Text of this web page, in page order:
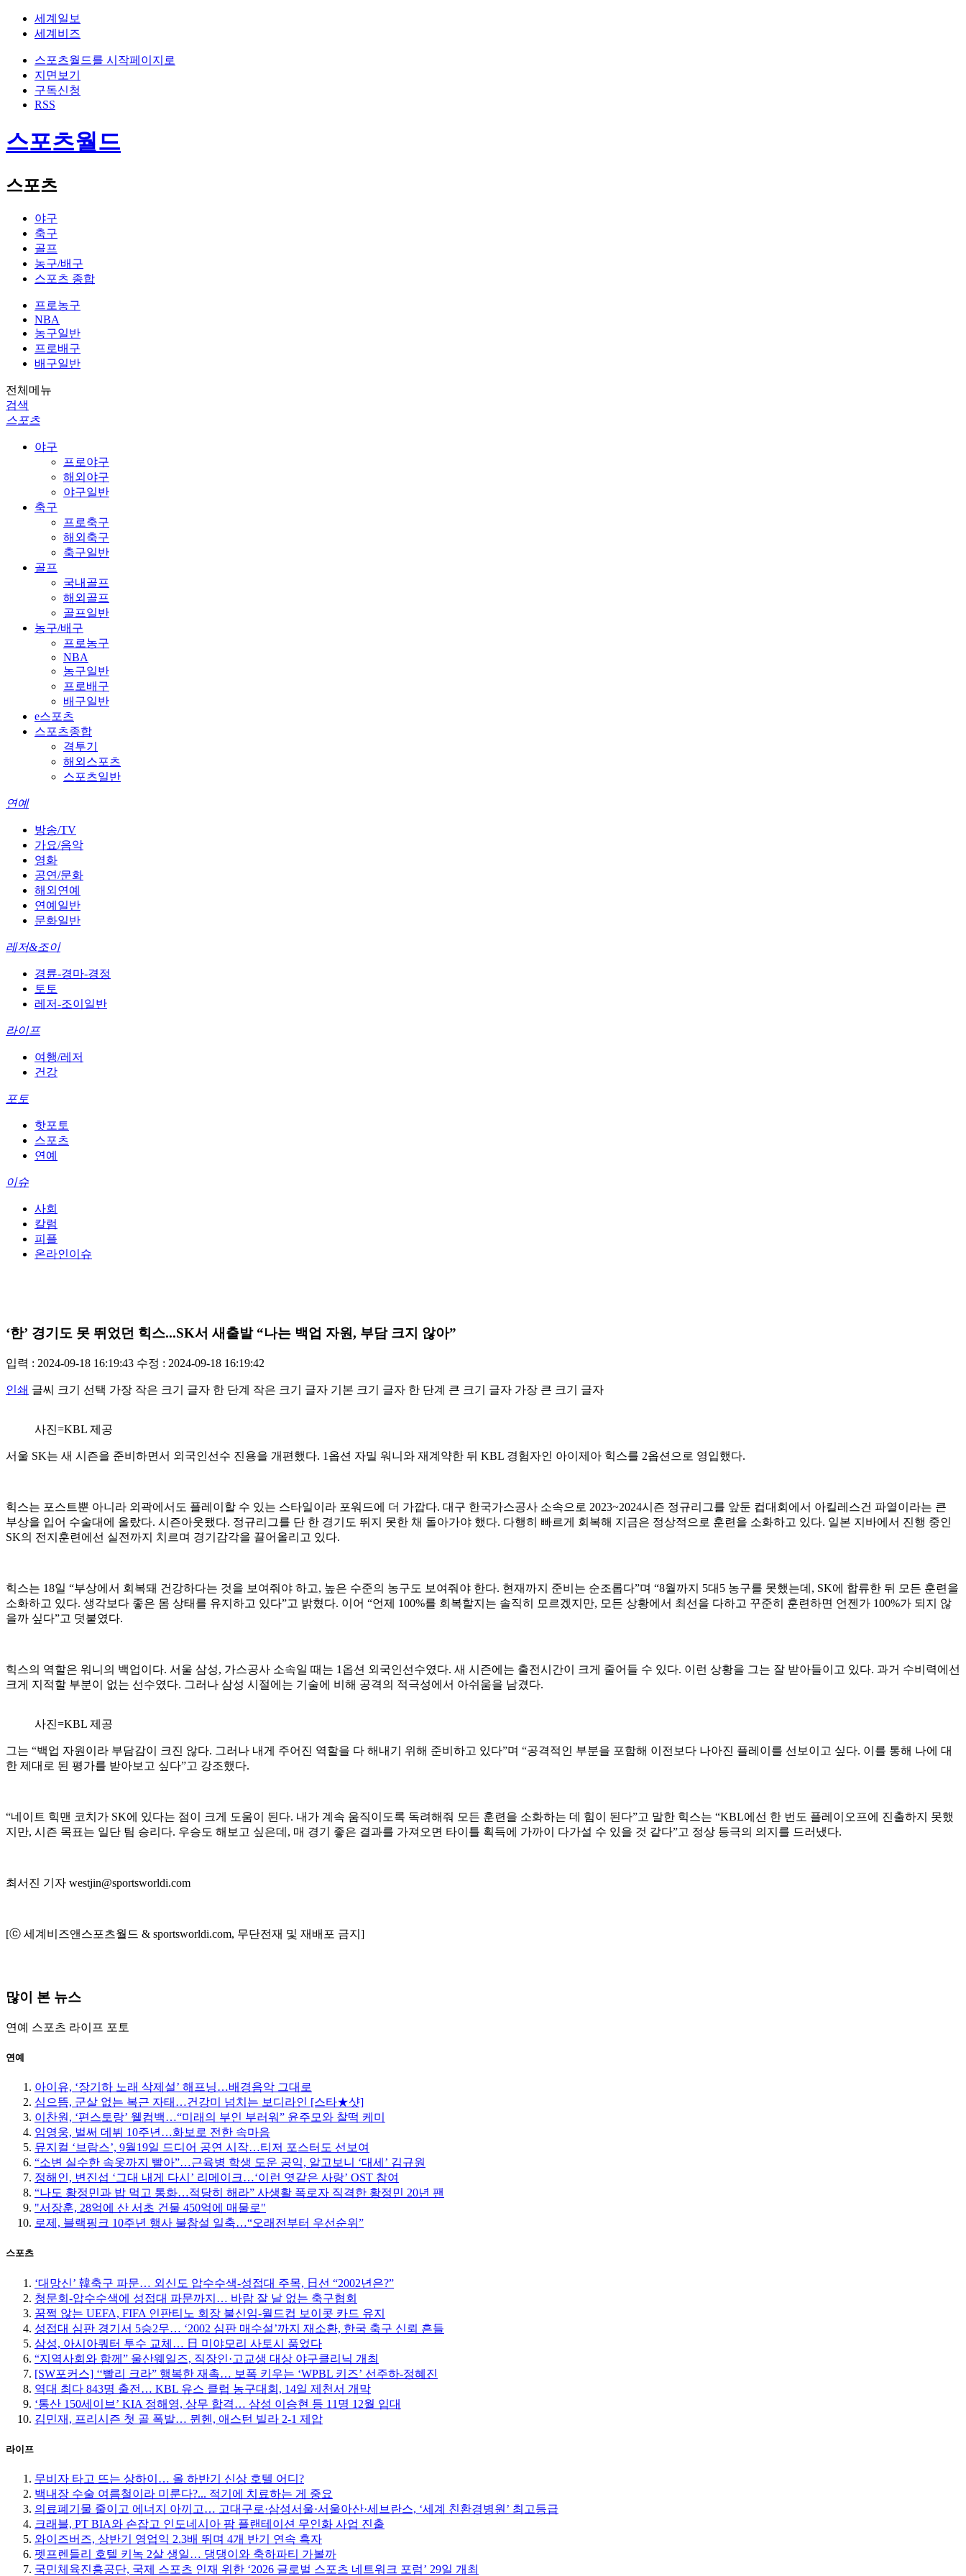
세계일보
세계비즈
스포츠월드를 시작페이지로
지면보기
구독신청
RSS
스포츠월드
스포츠
야구
축구
골프
농구/배구
스포츠 종합
프로농구
NBA
농구일반
프로배구
배구일반
전체메뉴
검색
스포츠
야구
프로야구
해외야구
야구일반
축구
프로축구
해외축구
축구일반
골프
국내골프
해외골프
골프일반
농구/배구
프로농구
NBA
농구일반
프로배구
배구일반
e스포츠
스포츠종합
격투기
해외스포츠
스포츠일반
연예
방송/TV
가요/음악
영화
공연/문화
해외연예
연예일반
문화일반
레저&조이
경륜-경마-경정
토토
레저-조이일반
라이프
여행/레저
건강
포토
핫포토
스포츠
연예
이슈
사회
칼럼
피플
온라인이슈
‘한’ 경기도 못 뛰었던 힉스...SK서 새출발 “나는 백업 자원, 부담 크지 않아”
입력 : 2024-09-18 16:19:43 수정 : 2024-09-18 16:19:42
인쇄 글씨 크기 선택 가장 작은 크기 글자 한 단계 작은 크기 글자 기본 크기 글자 한 단계 큰 크기 글자 가장 큰 크기 글자
사진=KBL 제공
서울 SK는 새 시즌을 준비하면서 외국인선수 진용을 개편했다. 1옵션 자밀 워니와 재계약한 뒤 KBL 경험자인 아이제아 힉스를 2옵션으로 영입했다.
힉스는 포스트뿐 아니라 외곽에서도 플레이할 수 있는 스타일이라 포워드에 더 가깝다. 대구 한국가스공사 소속으로 2023~2024시즌 정규리그를 앞둔 컵대회에서 아킬레스건 파열이라는 큰
부상을 입어 수술대에 올랐다. 시즌아웃됐다. 정규리그를 단 한 경기도 뛰지 못한 채 돌아가야 했다. 다행히 빠르게 회복해 지금은 정상적으로 훈련을 소화하고 있다. 일본 지바에서 진행 중인
SK의 전지훈련에선 실전까지 치르며 경기감각을 끌어올리고 있다.
힉스는 18일 “부상에서 회복돼 건강하다는 것을 보여줘야 하고, 높은 수준의 농구도 보여줘야 한다. 현재까지 준비는 순조롭다”며 “8월까지 5대5 농구를 못했는데, SK에 합류한 뒤 모든 훈련을
소화하고 있다. 생각보다 좋은 몸 상태를 유지하고 있다”고 밝혔다. 이어 “언제 100%를 회복할지는 솔직히 모르겠지만, 모든 상황에서 최선을 다하고 꾸준히 훈련하면 언젠가 100%가 되지 않
을까 싶다”고 덧붙였다.
힉스의 역할은 워니의 백업이다. 서울 삼성, 가스공사 소속일 때는 1옵션 외국인선수였다. 새 시즌에는 출전시간이 크게 줄어들 수 있다. 이런 상황을 그는 잘 받아들이고 있다. 과거 수비력에선
크게 지적할 부분이 없는 선수였다. 그러나 삼성 시절에는 기술에 비해 공격의 적극성에서 아쉬움을 남겼다.
사진=KBL 제공
그는 “백업 자원이라 부담감이 크진 않다. 그러나 내게 주어진 역할을 다 해내기 위해 준비하고 있다”며 “공격적인 부분을 포함해 이전보다 나아진 플레이를 선보이고 싶다. 이를 통해 나에 대
한 제대로 된 평가를 받아보고 싶다”고 강조했다.
“네이트 힉맨 코치가 SK에 있다는 점이 크게 도움이 된다. 내가 계속 움직이도록 독려해줘 모든 훈련을 소화하는 데 힘이 된다”고 말한 힉스는 “KBL에선 한 번도 플레이오프에 진출하지 못했
지만, 시즌 목표는 일단 팀 승리다. 우승도 해보고 싶은데, 매 경기 좋은 결과를 가져오면 타이틀 획득에 가까이 다가설 수 있을 것 같다”고 정상 등극의 의지를 드러냈다.
최서진 기자 westjin@sportsworldi.com
[ⓒ 세계비즈앤스포츠월드 & sportsworldi.com, 무단전재 및 재배포 금지]
많이 본 뉴스
연예 스포츠 라이프 포토
연예
아이유, ‘장기하 노래 삭제설’ 해프닝…배경음악 그대로
심으뜸, 군살 없는 복근 자태…건강미 넘치는 보디라인 [스타★샷]
이찬원, ‘편스토랑’ 웰컴백…“미래의 부인 부러워” 윤주모와 찰떡 케미
임영웅, 벌써 데뷔 10주년…화보로 전한 속마음
뮤지컬 ‘브람스’, 9월19일 드디어 공연 시작…티저 포스터도 선보여
“소변 실수한 속옷까지 빨아”…근육병 학생 도운 공익, 알고보니 ‘대세’ 김규원
정해인, 변진섭 ‘그대 내게 다시’ 리메이크…‘이런 엿같은 사랑’ OST 참여
“나도 황정민과 밥 먹고 통화…적당히 해라” 사생활 폭로자 직격한 황정민 20년 팬
"서장훈, 28억에 산 서초 건물 450억에 매물로"
로제, 블랙핑크 10주년 행사 불참설 일축…“오래전부터 우선순위”
스포츠
‘대망신’ 韓축구 파문… 외신도 압수수색-성접대 주목, 日선 “2002년은?”
청문회-압수수색에 성접대 파문까지… 바람 잘 날 없는 축구협회
꿈쩍 않는 UEFA, FIFA 인판티노 회장 불신임-월드컵 보이콧 카드 유지
성접대 심판 경기서 5승2무… ‘2002 심판 매수설’까지 재소환, 한국 축구 신뢰 흔들
삼성, 아시아쿼터 투수 교체… 日 미야모리 사토시 품었다
“지역사회와 함께” 울산웨일즈, 직장인·고교생 대상 야구클리닉 개최
[SW포커스] ‘‘빨리 크라” 행복한 재촉… 보폭 키우는 ‘WPBL 키즈’ 선주하-정혜진
역대 최다 843명 출전… KBL 유스 클럽 농구대회, 14일 제천서 개막
‘통산 150세이브’ KIA 정해영, 상무 합격… 삼성 이승현 등 11명 12월 입대
김민재, 프리시즌 첫 골 폭발… 뮌헨, 애스턴 빌라 2-1 제압
라이프
무비자 타고 뜨는 상하이… 올 하반기 신상 호텔 어디?
백내장 수술 여름철이라 미룬다?... 적기에 치료하는 게 중요
의료폐기물 줄이고 에너지 아끼고… 고대구로·삼성서울·서울아산·세브란스, ‘세계 친환경병원’ 최고등급
크래블, PT BIA와 손잡고 인도네시아 팜 플랜테이션 무인화 사업 진출
와이즈버즈, 상반기 영업익 2.3배 뛰며 4개 반기 연속 흑자
펫프렌들리 호텔 키녹 2살 생일… 댕댕이와 축하파티 가볼까
국민체육진흥공단, 국제 스포츠 인재 위한 ‘2026 글로벌 스포츠 네트워크 포럼’ 29일 개최